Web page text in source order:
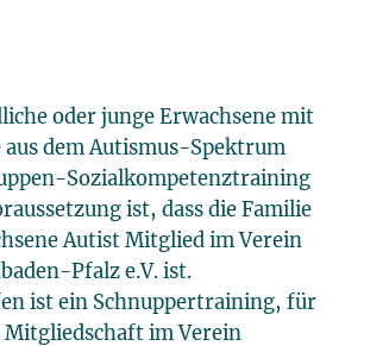
oder junge Erwachsene mit
aus dem Autismus-Spektrum
Sozialkompetenztraining
ist, dass die Familie
Autist Mitglied im Verein
Pfalz e.V. ist.
ist ein Schnuppertraining, für
Mitgliedschaft im Verein